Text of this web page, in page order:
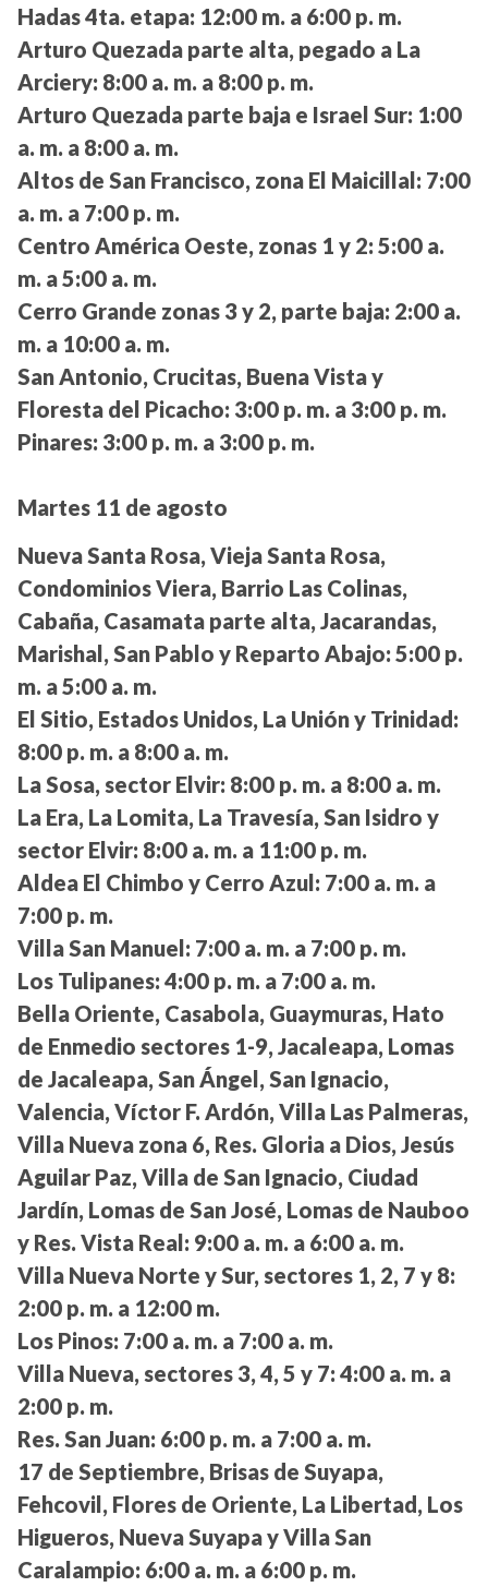
Hadas 4ta. etapa: 12:00 m. a 6:00 p. m.
Arturo Quezada parte alta, pegado a La
Arciery: 8:00 a. m. a 8:00 p. m.
Arturo Quezada parte baja e Israel Sur: 1:00
a. m. a 8:00 a. m.
Altos de San Francisco, zona El Maicillal: 7:00
a. m. a 7:00 p. m.
Centro América Oeste, zonas 1 y 2: 5:00 a.
m. a 5:00 a. m.
Cerro Grande zonas 3 y 2, parte baja: 2:00 a.
m. a 10:00 a. m.
San Antonio, Crucitas, Buena Vista y
Floresta del Picacho: 3:00 p. m. a 3:00 p. m.
Pinares: 3:00 p. m. a 3:00 p. m.
Martes 11 de agosto
Nueva Santa Rosa, Vieja Santa Rosa,
Condominios Viera, Barrio Las Colinas,
Cabaña, Casamata parte alta, Jacarandas,
Marishal, San Pablo y Reparto Abajo: 5:00 p.
m. a 5:00 a. m.
El Sitio, Estados Unidos, La Unión y Trinidad:
8:00 p. m. a 8:00 a. m.
La Sosa, sector Elvir: 8:00 p. m. a 8:00 a. m.
La Era, La Lomita, La Travesía, San Isidro y
sector Elvir: 8:00 a. m. a 11:00 p. m.
Aldea El Chimbo y Cerro Azul: 7:00 a. m. a
7:00 p. m.
Villa San Manuel: 7:00 a. m. a 7:00 p. m.
Los Tulipanes: 4:00 p. m. a 7:00 a. m.
Bella Oriente, Casabola, Guaymuras, Hato
de Enmedio sectores 1-9, Jacaleapa, Lomas
de Jacaleapa, San Ángel, San Ignacio,
Valencia, Víctor F. Ardón, Villa Las Palmeras,
Villa Nueva zona 6, Res. Gloria a Dios, Jesús
Aguilar Paz, Villa de San Ignacio, Ciudad
Jardín, Lomas de San José, Lomas de Nauboo
y Res. Vista Real: 9:00 a. m. a 6:00 a. m.
Villa Nueva Norte y Sur, sectores 1, 2, 7 y 8:
2:00 p. m. a 12:00 m.
Los Pinos: 7:00 a. m. a 7:00 a. m.
Villa Nueva, sectores 3, 4, 5 y 7: 4:00 a. m. a
2:00 p. m.
Res. San Juan: 6:00 p. m. a 7:00 a. m.
17 de Septiembre, Brisas de Suyapa,
Fehcovil, Flores de Oriente, La Libertad, Los
Higueros, Nueva Suyapa y Villa San
Caralampio: 6:00 a. m. a 6:00 p. m.